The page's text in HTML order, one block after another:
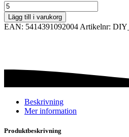
Ballongbåge
kit
baby
boy
Lägg till i varukorg
EAN: 5414391092004 Artikelnr:
Beskrivning
Mer information
Produktbeskrivning